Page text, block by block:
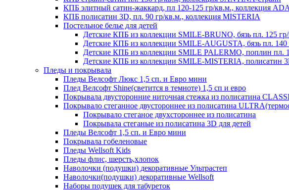
КПБ элитный сатин-жаккард, пл 120-125 гр/кв.м., коллекция
КПБ полисатин 3D, пл. 90 гр/кв.м., коллекция MISTERIA
Постельное белье для детей
Детские КПБ из коллекции SMILE-BRUNO, бязь пл. 125
Детские КПБ из коллекции SMILE-AUGUSTA, бязь пл. 140
Детские КПБ из коллекции SMILE PALERMO, поплин пл.
Детские КПБ из коллекции SMILE-MISTERIA, полисатин
Пледы и покрывала
Пледы Велсофт Люкс 1,5 сп. и Евро мини
Плед Велсофт Shine(светится в темноте) 1,5 сп и евро
Покрывала двусторонние ниточная стежка из полисатина
Покрывало стеганное двустороннее из полисатина
Покрывало стеганое двухстороннее из полисатина
Покрывала стеганые из полисатина 3D для детей
Пледы Велсофт 1,5 сп. и Евро мини
Покрывала гобеленовые
Пледы Wellsoft Kids
Пледы флис, шерсть,хлопок
Наволочки (подушки) декоративные Ультрастеп
Наволочки(подушки) декоративные Wellsoft
Наборы подушек для табуреток